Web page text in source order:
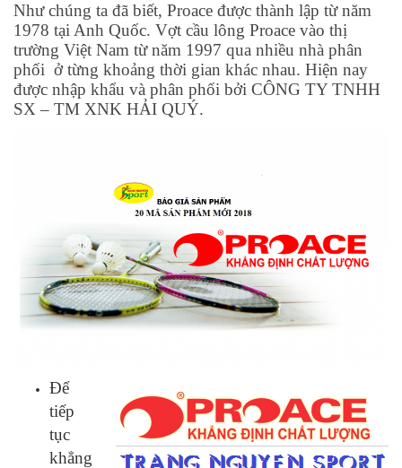
Như chúng ta đã biết, Proace được thành lập từ năm
1978 tại Anh Quốc. Vợt cầu lông Proace vào thị
trường Việt Nam từ năm 1997 qua nhiều nhà phân
phối ở từng khoảng thời gian khác nhau. Hiện nay
được nhập khẩu và phân phối bởi CÔNG TY TNHH
SX – TM XNK HẢI QUÝ.
Để
tiếp
tục
khẳng